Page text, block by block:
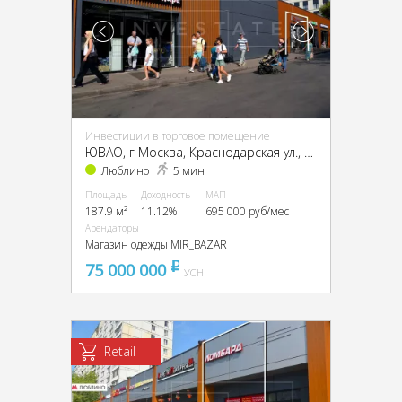
Инвестиции в торговое помещение
ЮВАО, г Москва, Краснодарская ул., 57, кор. 3
Люблино 5 мин
Площадь
187.9 м²
Доходность
11.12%
МАП
695 000 руб/мес
Арендаторы
Магазин одежды MIR_BAZAR
75 000 000 pуб
УСН
Retail